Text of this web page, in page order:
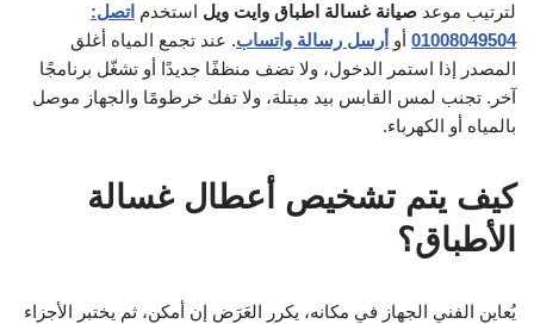
لترتيب موعد صيانة غسالة اطباق وايت ويل استخدم اتصل:
01008049504 أو أرسل رسالة واتساب. عند تجمع المياه أغلق
المصدر إذا استمر الدخول، ولا تضف منظفًا جديدًا أو تشغّل برنامجًا
آخر. تجنب لمس القابس بيد مبتلة، ولا تفك خرطومًا والجهاز موصل
بالمياه أو الكهرباء.
كيف يتم تشخيص أعطال غسالة
الأطباق؟
يُعاين الفني الجهاز في مكانه، يكرر العَرَض إن أمكن، ثم يختبر الأجزاء